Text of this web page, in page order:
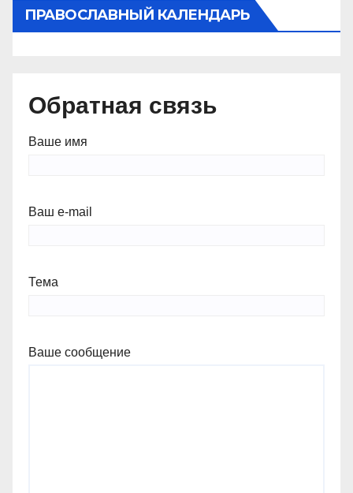
ПРАВОСЛАВНЫЙ КАЛЕНДАРЬ
Обратная связь
Ваше имя
Ваш e-mail
Тема
Ваше сообщение